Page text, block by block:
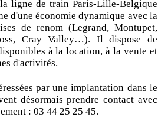
ligne de train Paris-Lille-Belgique
d'une économie dynamique avec la
de renom (Legrand, Montupet,
Cray Valley…). Il dispose de
à la location, à la vente et
d'activités.
par une implantation dans le
désormais prendre contact avec
: 03 44 25 25 45.